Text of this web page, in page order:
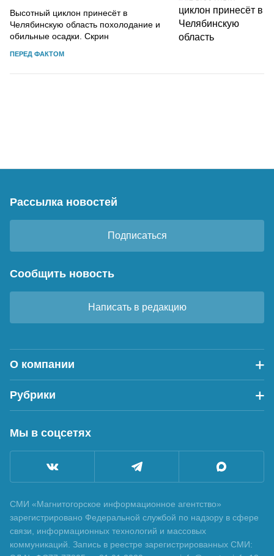
Высотный циклон принесёт в
Челябинскую область похолодание и
обильные осадки. Скрин
ПЕРЕД ФАКТОМ
Рассылка новостей
Подписаться
Сообщить новость
Написать в редакцию
О компании
Рубрики
Мы в соцсетях
СМИ «Магнитогорское информационное агентство»
зарегистрировано Федеральной службой по надзору в сфере
связи, информационных технологий и массовых
коммуникаций. Запись в реестре зарегистрированных СМИ: